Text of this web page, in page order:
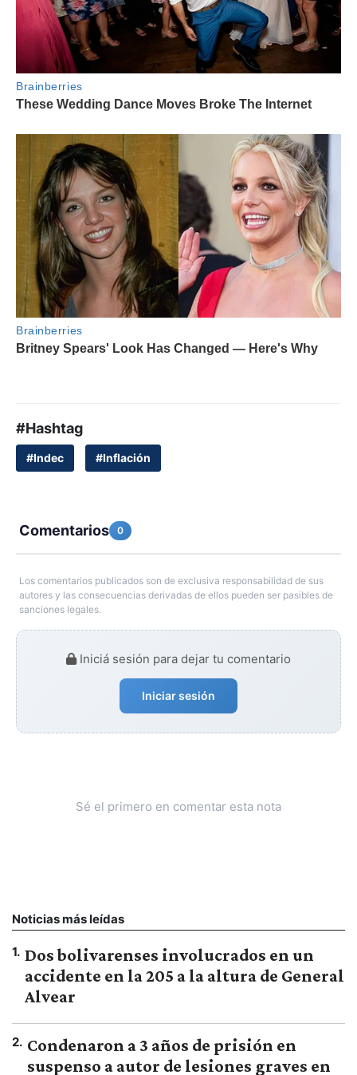
#Hashtag
#Indec #Inflación
Comentarios 0
Los comentarios publicados son de exclusiva responsabilidad de sus
autores y las consecuencias derivadas de ellos pueden ser pasibles de
sanciones legales.
Iniciá sesión para dejar tu comentario
Iniciar sesión
Sé el primero en comentar esta nota
Noticias más leídas
1. Dos bolivarenses involucrados en un
accidente en la 205 a la altura de General
Alvear
2. Condenaron a 3 años de prisión en
suspenso a autor de lesiones graves en